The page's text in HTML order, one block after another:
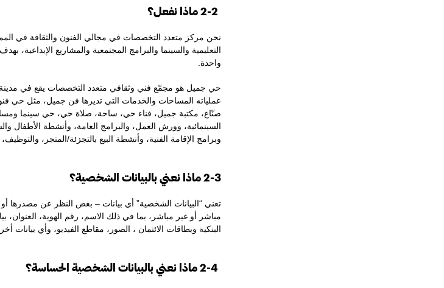
2-2 ماذا نفعل؟
نحن مركز متعدد التخصصات في مجالي الفنون والثقافة في
التعليمية والسينما والبرامج المجتمعية والمشاريع
واحدة.
حي جميل هو مجمّع فني وثقافي متعدد التخصصات يقع في
عملياته المساحات والخدمات التي تديرها فن جميل، مثل
صنّاع، مكتبة جميل، فناء حي، ساحة، صلاة حي، حي سينما
السينمائية، وورش العمل، والبرامج العامة، وأنشطة الأطفال
وبرامج الإقامة الفنية، وأنشطة البيع بالتجزئة/المتجر،
2-3 ماذا نعني بالبيانات الشخصية؟
تعني “البيانات الشخصية” أي بيانات – بغض النظر عن
مباشر أو غير مباشر، بما في ذلك الاسم، رقم الهوية، العنوان،
البنكية وبطاقات الائتمان ، الصور، مقاطع الفيديو، وأي بيانات
2-4 ماذا نعني بالبيانات الشخصية الحساسة؟